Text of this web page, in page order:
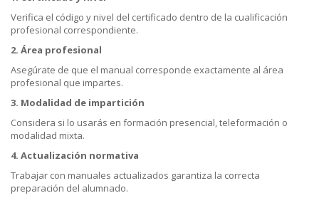
Verifica el código y nivel del certificado dentro de la cualificación
profesional correspondiente.
2. Área profesional
Asegúrate de que el manual corresponde exactamente al área
profesional que impartes.
3. Modalidad de impartición
Considera si lo usarás en formación presencial, teleformación o
modalidad mixta.
4. Actualización normativa
Trabajar con manuales actualizados garantiza la correcta
preparación del alumnado.